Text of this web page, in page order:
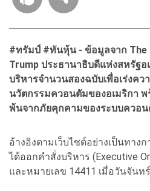
#ทรัมป์ #ทันหุ้น - ข้อมูลจาก
Trump ประธานาธิบดีแห่งสหรัฐอ
บริหารจำนวนสองฉบับเพื่อเร่งคว
นวัตกรรมควอนตัมของอเมริกา
พ้นจากภัยคุกคามของระบบควอ
อ้างอิงตามเว็บไซต์อย่างเป็นทาง
ได้ออกคำสั่งบริหาร (Executive
และหมายเลข 14411 เมื่อวันจันท